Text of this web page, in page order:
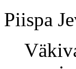
Piispa